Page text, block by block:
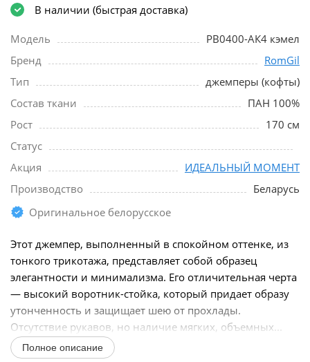
В наличии (быстрая доставка)
Модель
РВ0400-АК4 кэмел
Бренд
RomGil
Тип
джемперы (кофты)
Состав ткани
ПАН 100%
Рост
170 см
Статус
Акция
ИДЕАЛЬНЫЙ МОМЕНТ
Производство
Беларусь
Оригинальное белорусское
Этот джемпер, выполненный в спокойном оттенке, из
тонкого трикотажа, представляет собой образец
элегантности и минимализма. Его отличительная черта
— высокий воротник-стойка, который придает образу
утонченность и защищает шею от прохлады.
Отсутствие рукавов, но наличие мягких, объемных...
Полное описание